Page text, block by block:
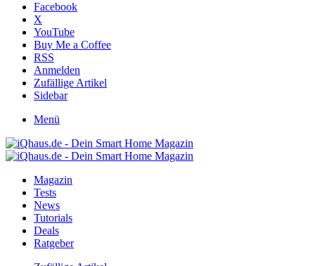
Facebook
X
YouTube
Buy Me a Coffee
RSS
Anmelden
Zufällige Artikel
Sidebar
Menü
Magazin
Tests
News
Tutorials
Deals
Ratgeber